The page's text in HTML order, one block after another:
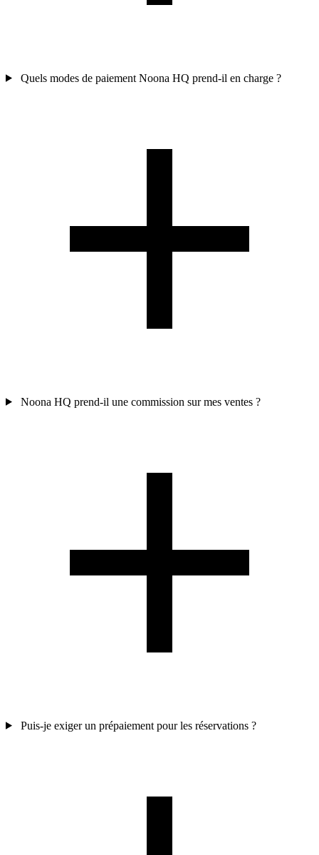
Quels modes de paiement Noona HQ prend-il en charge ?
Noona HQ prend-il une commission sur mes ventes ?
Puis-je exiger un prépaiement pour les réservations ?